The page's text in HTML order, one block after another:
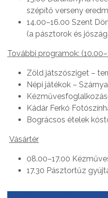
szépítő verseny
14.00–16.00 Szent
(a pásztorok és
További programok:
Zöld játszósziget –
Népi játékok –
Kádár Ferkó
Bográcsos ételek
Vásártér
08.00–17.00
17.30 Pásztortűz